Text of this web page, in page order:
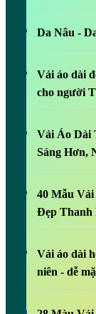
Da Nâu -
Vải áo dài
cho người
Vải Áo Dài
Sáng Hơn,
40 Mẫu
Đẹp Thanh
Vải áo dài
niên - dễ